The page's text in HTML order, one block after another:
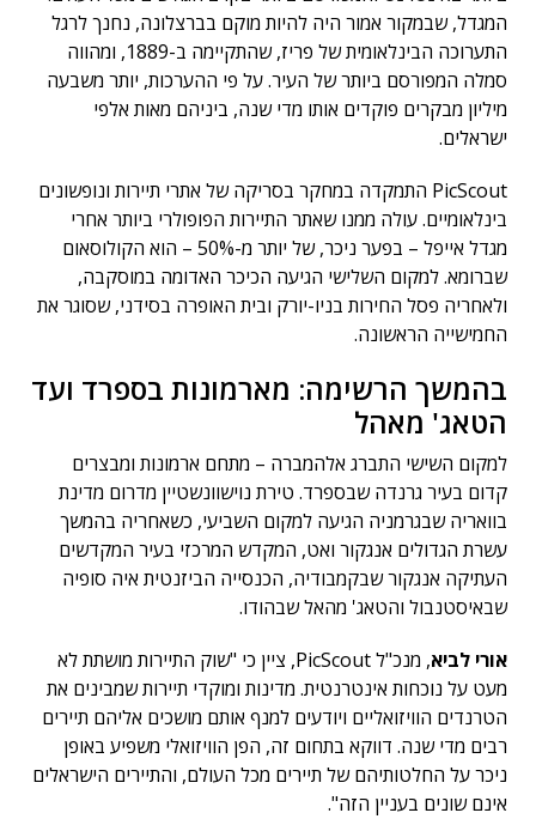
המגדל, שבמקור אמור היה להיות מוקם בברצלונה, נחנך לרגל
התערוכה הבינלאומית של פריז, שהתקיימה ב-1889, ומהווה
סמלה המפורסם ביותר של העיר. על פי ההערכות, יותר משבעה
מיליון מבקרים פוקדים אותו מדי שנה, ביניהם מאות אלפי
ישראלים.
PicScout התמקדה במחקר בסריקה של אתרי תיירות ונופשונים
בינלאומיים. עולה ממנו שאתר התיירות הפופולרי ביותר אחרי
מגדל אייפל – בפער ניכר, של יותר מ-50% – הוא הקולוסאום
שברומא. למקום השלישי הגיעה הכיכר האדומה במוסקבה,
ולאחריה פסל החירות בניו-יורק ובית האופרה בסידני, שסוגר את
החמישייה הראשונה.
בהמשך הרשימה: מארמונות בספרד ועד
הטאג' מאהל
למקום השישי התברג אלהמברה – מתחם ארמונות ומבצרים
קדום בעיר גרנדה שבספרד. טירת נוישוונשטיין מדרום מדינת
בוואריה שבגרמניה הגיעה למקום השביעי, כשאחריה בהמשך
עשרת הגדולים אנגקור ואט, המקדש המרכזי בעיר המקדשים
העתיקה אנגקור שבקמבודיה, הכנסייה הביזנטית איה סופיה
שבאיסטנבול והטאג' מהאל שבהודו.
אורי לביא
, מנכ"ל PicScout, ציין כי "שוק התיירות מושתת לא
מעט על נוכחות אינטרנטית. מדינות ומוקדי תיירות שמבינים את
הטרנדים הוויזואליים ויודעים למנף אותם מושכים אליהם תיירים
רבים מדי שנה. דווקא בתחום זה, הפן הוויזואלי משפיע באופן
ניכר על החלטותיהם של תיירים מכל העולם, והתיירים הישראלים
אינם שונים בעניין הזה".